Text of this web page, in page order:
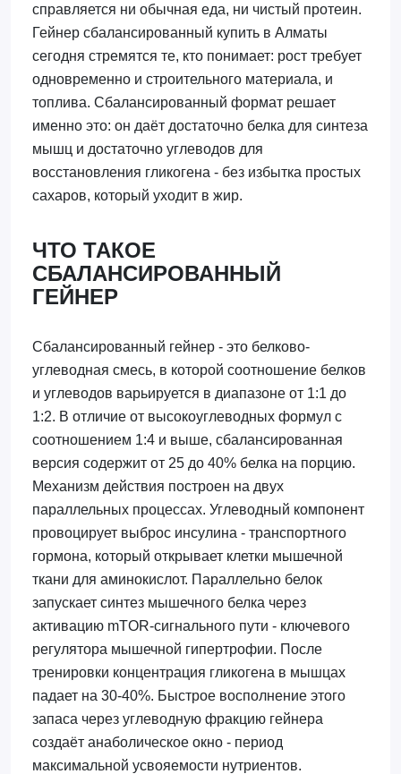
справляется ни обычная еда, ни чистый протеин.
Гейнер сбалансированный купить в Алматы
сегодня стремятся те, кто понимает: рост требует
одновременно и строительного материала, и
топлива. Сбалансированный формат решает
именно это: он даёт достаточно белка для синтеза
мышц и достаточно углеводов для
восстановления гликогена - без избытка простых
сахаров, который уходит в жир.
ЧТО ТАКОЕ
СБАЛАНСИРОВАННЫЙ
ГЕЙНЕР
Сбалансированный гейнер - это белково-
углеводная смесь, в которой соотношение белков
и углеводов варьируется в диапазоне от 1:1 до
1:2. В отличие от высокоуглеводных формул с
соотношением 1:4 и выше, сбалансированная
версия содержит от 25 до 40% белка на порцию.
Механизм действия построен на двух
параллельных процессах. Углеводный компонент
провоцирует выброс инсулина - транспортного
гормона, который открывает клетки мышечной
ткани для аминокислот. Параллельно белок
запускает синтез мышечного белка через
активацию mTOR-сигнального пути - ключевого
регулятора мышечной гипертрофии. После
тренировки концентрация гликогена в мышцах
падает на 30-40%. Быстрое восполнение этого
запаса через углеводную фракцию гейнера
создаёт анаболическое окно - период
максимальной усвояемости нутриентов.